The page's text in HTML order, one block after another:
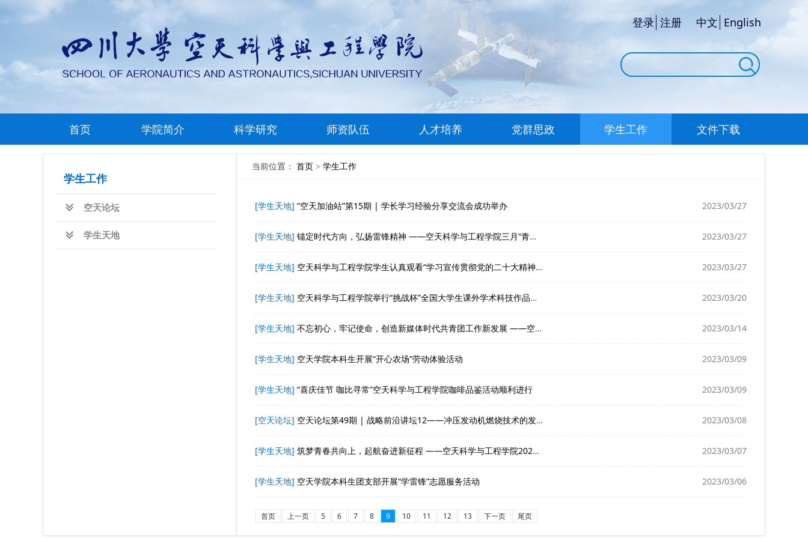
登录 注册 中文 English
首页 学院简介 科学研究 师资队伍 人才培养 党群思政 学生工作 文件下载
学生工作
空天论坛
学生天地
当前位置： 首页 > 学生工作
[学生天地] “空天加油站”第15期 | 学长学习经验分享交流会成功举办 2023/03/27
[学生天地] 锚定时代方向，弘扬雷锋精神 ——空天科学与工程学院三月“青禾计划”团支部书记工作研讨会顺利开展 2023/03/27
[学生天地] 空天科学与工程学院学生认真观看“学习宣传贯彻党的二十大精神 青春为祖国 挺膺共担当”主题思政大课 2023/03/27
[学生天地] 空天科学与工程学院举行“挑战杯”全国大学生课外学术科技作品竞赛校赛备赛交流会 2023/03/20
[学生天地] 不忘初心，牢记使命，创造新媒体时代共青团工作新发展 ——空天科学与工程学院第四期团校暨结业典礼顺利举行 2023/03/14
[学生天地] 空天学院本科生开展“开心农场”劳动体验活动 2023/03/09
[学生天地] “喜庆佳节 咖比寻常”空天科学与工程学院咖啡品鉴活动顺利进行 2023/03/09
[空天论坛] 空天论坛第49期 | 战略前沿讲坛12——冲压发动机燃烧技术的发展与展望 2023/03/08
[学生天地] 筑梦青春共向上，起航奋进新征程 ——空天科学与工程学院2022-2023学年第三次团校授课顺利举行 2023/03/07
[学生天地] 空天学院本科生团支部开展“学雷锋”志愿服务活动 2023/03/06
首页 上一页 5 6 7 8 9 10 11 12 13 下一页 尾页